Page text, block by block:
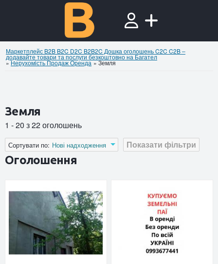
Маркетплейс B2B B2C D2C B2B2C Дошка оголошень C2C C2B –
додавайте товари та послуги безкоштовно на Багател
»Нерухомiсть Продаж Оренда »Земля
Земля
1 - 20 з 22 оголошень
Показати фільтри
Сортувати по: Нові надходження
Оголошення